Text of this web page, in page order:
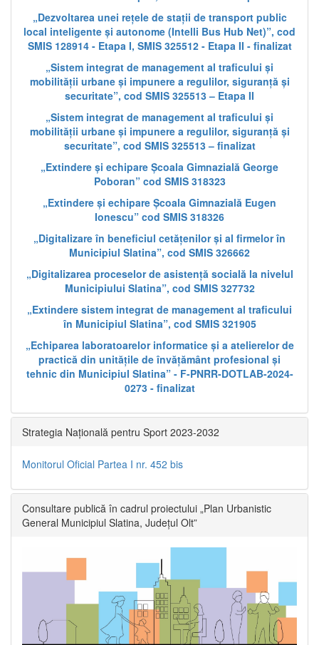
„Dezvoltarea unei rețele de stații de transport public
local inteligente și autonome (Intelli Bus Hub Net)”, cod
SMIS 128914 - Etapa I, SMIS 325512 - Etapa II - finalizat
„Sistem integrat de management al traficului și
mobilității urbane și impunere a regulilor, siguranță și
securitate”, cod SMIS 325513 – Etapa II
„Sistem integrat de management al traficului și
mobilității urbane și impunere a regulilor, siguranță și
securitate”, cod SMIS 325513 – finalizat
„Extindere și echipare Școala Gimnazială George
Poboran” cod SMIS 318323
„Extindere și echipare Școala Gimnazială Eugen
Ionescu” cod SMIS 318326
„Digitalizare în beneficiul cetățenilor și al firmelor în
Municipiul Slatina”, cod SMIS 326662
„Digitalizarea proceselor de asistență socială la nivelul
Municipiului Slatina”, cod SMIS 327732
„Extindere sistem integrat de management al traficului
în Municipiul Slatina”, cod SMIS 321905
„Echiparea laboratoarelor informatice și a atelierelor de
practică din unitățile de învățământ profesional și
tehnic din Municipiul Slatina” - F-PNRR-DOTLAB-2024-
0273 - finalizat
Strategia Națională pentru Sport 2023-2032
Monitorul Oficial Partea I nr. 452 bis
Consultare publică în cadrul proiectului „Plan Urbanistic
General Municipiul Slatina, Județul Olt”